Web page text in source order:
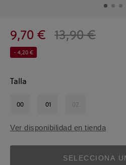
9,70 € 13,90 €
- 4,20 €
Talla
00 01 02
Ver disponibilidad en tienda
SELECCIONA